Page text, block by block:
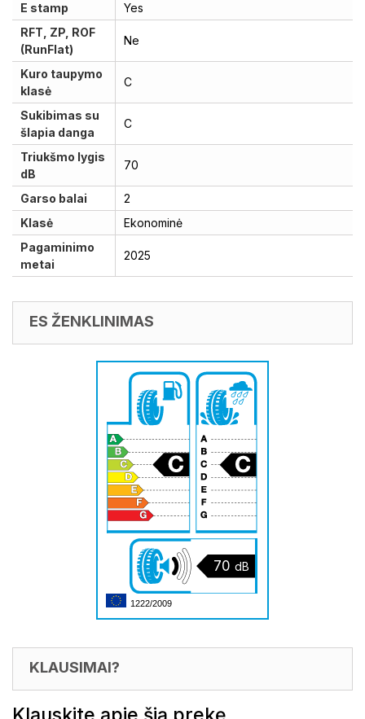
E stamp
Yes
RFT, ZP, ROF
(RunFlat)
Ne
Kuro taupymo
klasė
C
Sukibimas su
šlapia danga
C
Triukšmo lygis
dB
70
Garso balai
2
Klasė
Ekonominė
Pagaminimo
metai
2025
ES ŽENKLINIMAS
70 dB
1222/2009
KLAUSIMAI?